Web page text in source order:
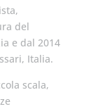
del
e dal 2014
Italia.
scala,